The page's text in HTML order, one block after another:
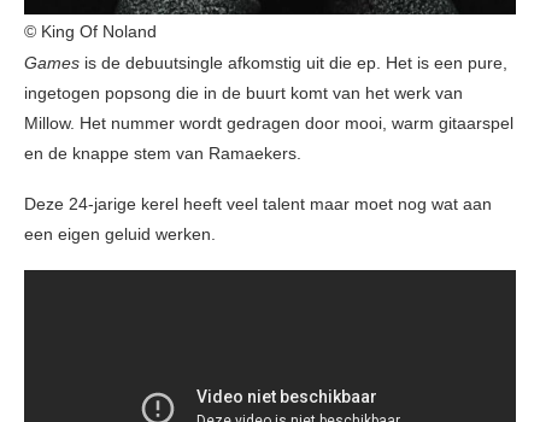
© King Of Noland
Games is de debuutsingle afkomstig uit die ep. Het is een pure,
ingetogen popsong die in de buurt komt van het werk van
Millow. Het nummer wordt gedragen door mooi, warm gitaarspel
en de knappe stem van Ramaekers.
Deze 24-jarige kerel heeft veel talent maar moet nog wat aan
een eigen geluid werken.